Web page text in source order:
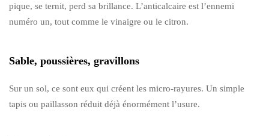
pique, se ternit, perd sa brillance. L’anticalcaire est l’ennemi
numéro un, tout comme le vinaigre ou le citron.
Sable, poussières, gravillons
Sur un sol, ce sont eux qui créent les micro-rayures. Un simple
tapis ou paillasson réduit déjà énormément l’usure.